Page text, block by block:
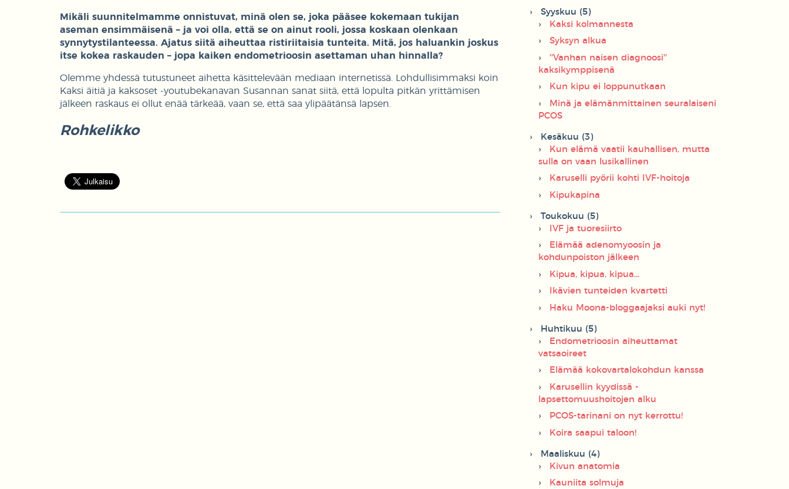
Mikäli suunnitelmamme onnistuvat, minä olen se, joka pääsee kokemaan tukijan
aseman ensimmäisenä – ja voi olla, että se on ainut rooli, jossa koskaan olenkaan
synnytystilanteessa. Ajatus siitä aiheuttaa ristiriitaisia tunteita. Mitä, jos haluankin joskus
itse kokea raskauden – jopa kaiken endometrioosin asettaman uhan hinnalla?
Olemme yhdessä tutustuneet aihetta käsittelevään mediaan internetissä. Lohdullisimmaksi koin
Kaksi äitiä ja kaksoset -youtubekanavan Susannan sanat siitä, että lopulta pitkän yrittämisen
jälkeen raskaus ei ollut enää tärkeää, vaan se, että saa ylipäätänsä lapsen.
Rohkelikko
Syyskuu (5)
Kaksi kolmannesta
Syksyn alkua
''Vanhan naisen diagnoosi''
kaksikymppisenä
Kun kipu ei loppunutkaan
Minä ja elämänmittainen seuralaiseni
PCOS
Kesäkuu (3)
Kun elämä vaatii kauhallisen, mutta
sulla on vaan lusikallinen
Karuselli pyörii kohti IVF-hoitoja
Kipukapina
Toukokuu (5)
IVF ja tuoresiirto
Elämää adenomyoosin ja
kohdunpoiston jälkeen
Kipua, kipua, kipua...
Ikävien tunteiden kvartetti
Haku Moona-bloggaajaksi auki nyt!
Huhtikuu (5)
Endometrioosin aiheuttamat
vatsaoireet
Elämää kokovartalokohdun kanssa
Karusellin kyydissä -
lapsettomuushoitojen alku
PCOS-tarinani on nyt kerrottu!
Koira saapui taloon!
Maaliskuu (4)
Kivun anatomia
Kauniita solmuja